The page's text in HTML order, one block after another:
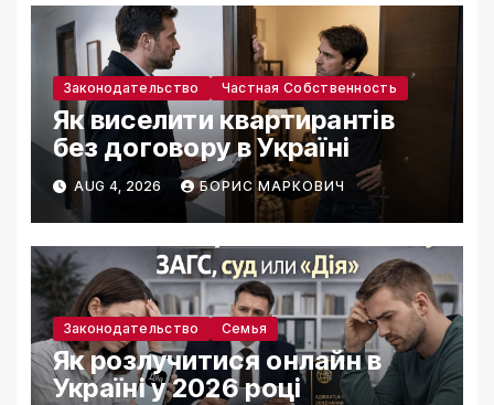
Законодательство Частная Собственность
Як виселити квартирантів
без договору в Україні
AUG 4, 2026 БОРИС МАРКОВИЧ
Законодательство Семья
Як розлучитися онлайн в
Україні у 2026 році